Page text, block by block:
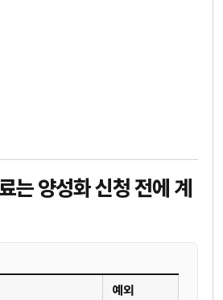
는 양성화 신청 전에 계
예외